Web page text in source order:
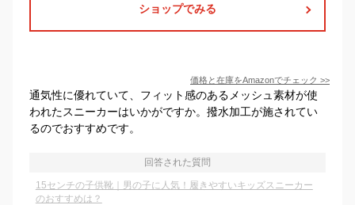
ショップでみる
価格と在庫をAmazonでチェック >>
通気性に優れていて、フィット感のあるメッシュ素材が使
われたスニーカーはいかがですか。撥水加工が施されてい
るのでおすすめです。
回答された質問
15センチの子供靴｜男の子に人気！履きやすいキッズスニーカー
のおすすめは？